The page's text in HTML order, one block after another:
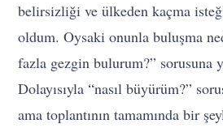
belirsizliği ve ülkeden kaçma
oldum. Oysaki onunla buluşma
fazla gezgin bulurum?” sorusuna
Dolayısıyla “nasıl büyürüm?”
ama toplantının tamamında bir